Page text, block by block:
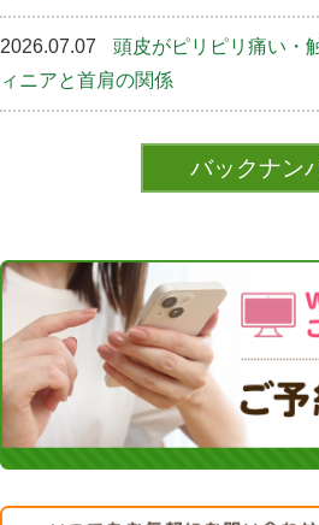
2026.07.07
頭皮がピリピリ痛い・
ィニアと首肩の関係
バックナン